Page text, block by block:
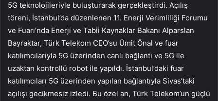
5G teknolojileriyle buluşturarak gerçekleştirdi. Açılış
töreni, İstanbul’da düzenlenen 11. Enerji Verimliliği Forumu
ve Fuarı’nda Enerji ve Tabii Kaynaklar Bakanı Alparslan
Bayraktar, Türk Telekom CEO’su Ümit Önal ve fuar
katılımcılarıyla 5G üzerinden canlı bağlantı ve 5G ile
uzaktan kontrollü robot ile yapıldı. İstanbul’daki fuar
katılımcıları 5G üzerinden yapılan bağlantıyla Sivas’taki
açılışı gecikmesiz izledi. Bu özel an, Türk Telekom’un güçlü